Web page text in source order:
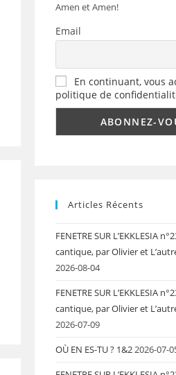
Amen et Amen!
Email
En continuant, vous
politique de
Articles Récents
FENETRE SUR L’EKKLESIA
cantique, par Olivier et
2026-08-04
FENETRE SUR L’EKKLESIA
cantique, par Olivier et
2026-07-09
OÙ EN ES-TU ? 1&22026-07-